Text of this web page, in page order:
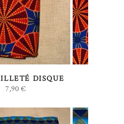
DISQUE
7,90€